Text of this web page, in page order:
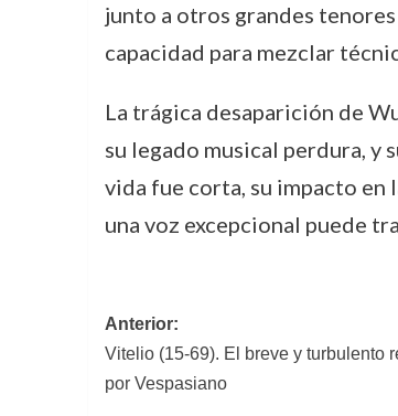
junto a otros grandes
capacidad para mezclar
La trágica desaparición de
su legado musical perdura, y
vida fue corta, su impacto en
una voz excepcional puede
Navegación
de
Anterior:
Vitelio (15-69). El breve y turbulento
por Vespasiano